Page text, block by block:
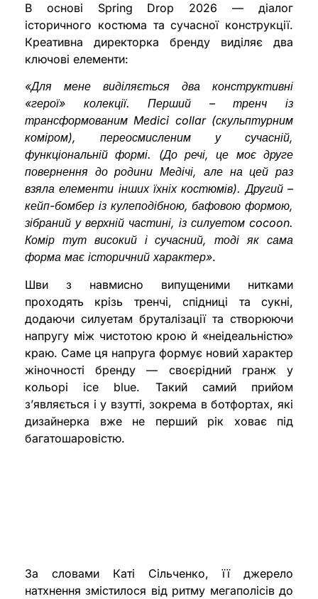
В основі Spring Drop 2026 — діалог
історичного костюма та сучасної конструкції.
Креативна директорка бренду виділяє два
ключові елементи:
«Для мене виділяється два конструктивні
«герої» колекції. Перший – тренч із
трансформованим Medici collar (скульптурним
коміром), переосмисленим у сучасній,
функціональній формі. (До речі, це моє друге
повернення до родини Медічі, але на цей раз
взяла елементи інших їхніх костюмів). Другий –
кейп-бомбер із кулеподібною, бафовою формою,
зібраний у верхній частині, із силуетом cocoon.
Комір тут високий і сучасний, тоді як сама
форма має історичний характер».
Шви з навмисно випущеними нитками
проходять крізь тренчі, спідниці та сукні,
додаючи силуетам бруталізації та створюючи
напругу між чистотою крою й «неідеальністю»
краю. Саме ця напруга формує новий характер
жіночності бренду — своєрідний гранж у
кольорі ice blue. Такий самий прийом
з’являється і у взутті, зокрема в ботфортах, які
дизайнерка вже не перший рік ховає під
багатошаровістю.
За словами Каті Сільченко, її джерело
натхнення змістилося від ритму мегаполісів до